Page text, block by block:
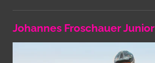
Johannes Froschauer Junior